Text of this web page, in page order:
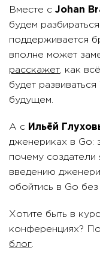
Вместе с Johan
будем
поддерживается
вполне может
расскажет , как
будет
будущем.
А с Ильёй
дженериках в Go:
почему создатели
введению
обойтись в Go без
Хотите быть в
конференциях?
блог